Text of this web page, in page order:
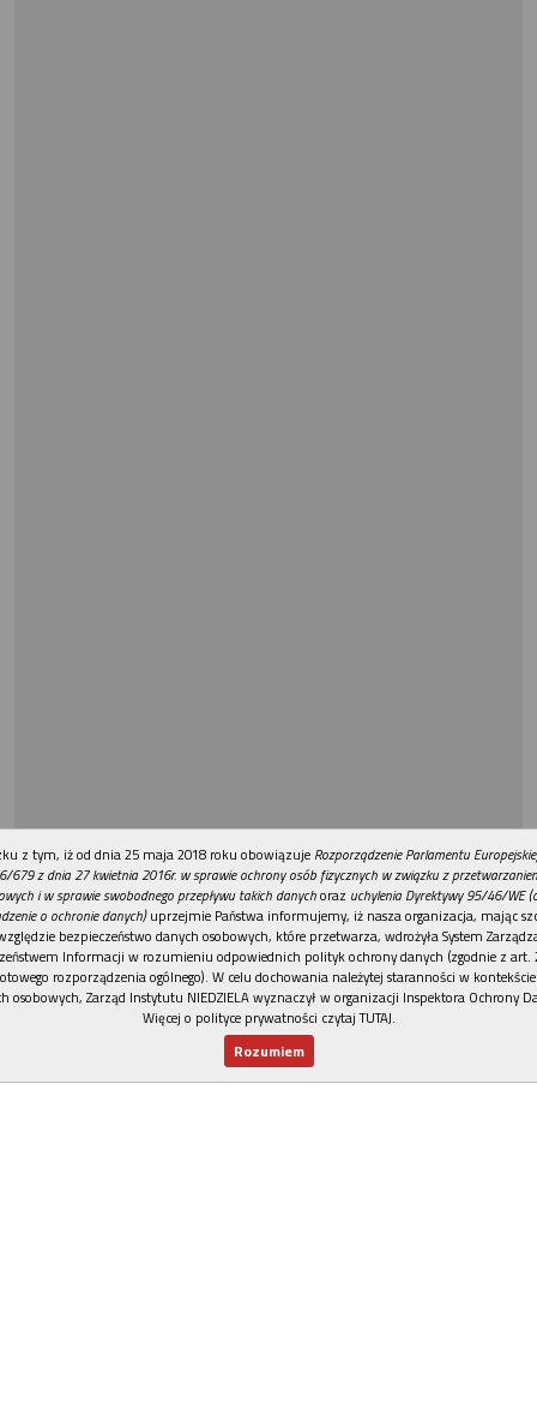
REKLAMA
z tym, iż od dnia 25 maja 2018 roku obowiązuje Rozporządzenie Parlamentu
679 z dnia 27 kwietnia 2016r. w sprawie ochrony osób fizycznych w związku z
i w sprawie swobodnego przepływu takich danychoraz uchylenia Dyrektywy 95/46/WE
o ochronie danych)uprzejmie Państwa informujemy, iż nasza organizacja, mając
bezpieczeństwo danych osobowych, które przetwarza, wdrożyła System
Informacji w rozumieniu odpowiednich polityk ochrony danych (zgodnie z art.
rozporządzenia ogólnego). W celu dochowania należytej staranności w
osobowych, Zarząd Instytutu NIEDZIELA wyznaczył w organizacji Inspektora Ochrony
Więcej o polityce prywatności czytaj TUTAJ.
Rozumiem